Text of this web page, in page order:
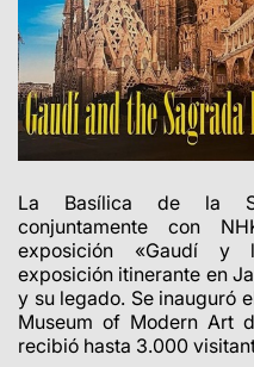
La Basílica de la
conjuntamente con
exposición «Gaudí y
exposición itinerante en
y su legado. Se inauguró
Museum of Modern Art
recibió hasta 3.000